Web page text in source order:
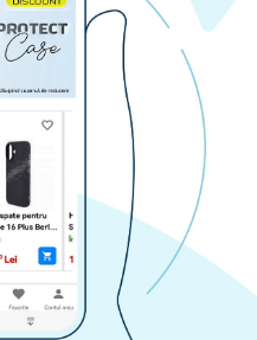
Husa spate pentru iPhone 14 Pro Max- Bozo case Albastru
lei